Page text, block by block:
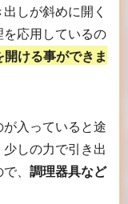
しが斜めに開く
応用しているの
ける事ができま
入っていると途
しの力で引き出
、 調理器具など